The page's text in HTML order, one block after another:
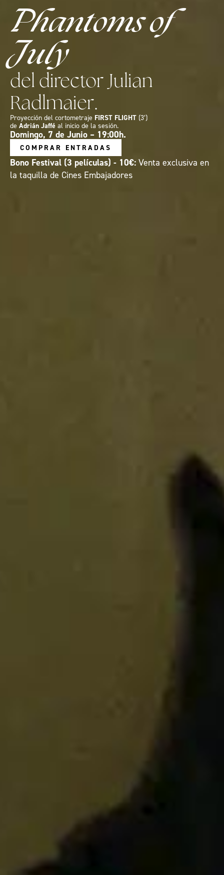
Phantoms of
July
del director Julian
Radlmaier.
Proyección del cortometraje FIRST FLIGHT (3’)
de Adrián Jaffé al inicio de la sesión.
Domingo, 7 de Junio – 19:00h.
COMPRAR ENTRADAS
Bono Festival (3 películas) - 10€: Venta exclusiva en
la taquilla de Cines Embajadores